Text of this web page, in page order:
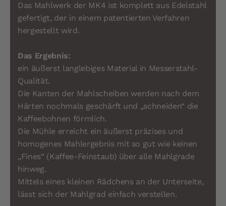
Das Mahlwerk der MK4 ist komplett aus Edelstahl
gefertigt, der in einem patentierten Verfahren
hergestellt wird.
Das Ergebnis:
ein äußerst langlebiges Material in Messerstahl-
Qualität.
Die Kanten der Mahlscheiben werden nach dem
Härten nochmals geschärft und „schneiden“ die
Kaffeebohnen förmlich.
Die Mühle erreicht ein äußerst präzises und
homogenes Mahlergebnis mit so gut wie keinen
„Fines“ (Kaffee-Feinstaub) über alle Mahlgrade
hinweg.
Mittels eines kleinen Rädchens an der Unterseite,
lässt sich der Mahlgrad einfach verstellen.